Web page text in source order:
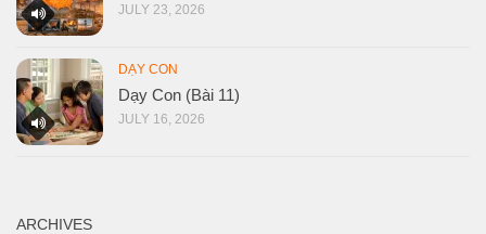
JULY 23, 2026
DẠY CON
Dạy Con (Bài 11)
JULY 16, 2026
ARCHIVES